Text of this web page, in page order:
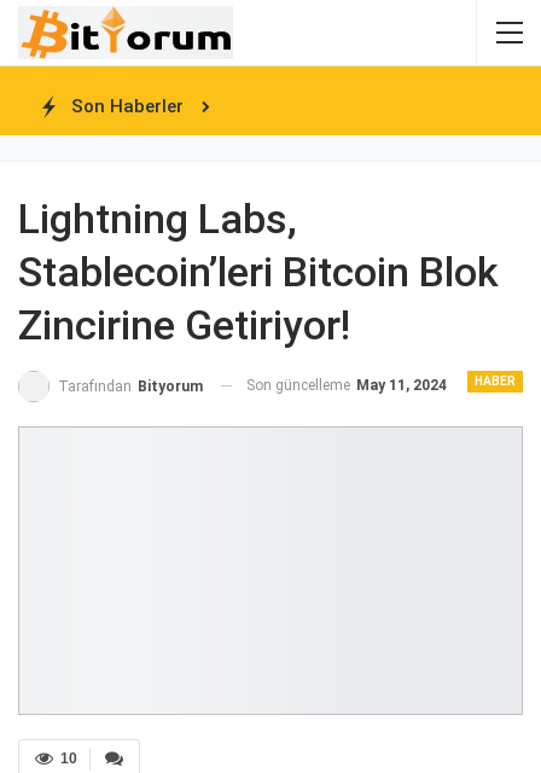
Son Haberler
Lightning Labs,
Stablecoin’leri Bitcoin Blok
Zincirine Getiriyor!
HABER
Tarafından Bityorum Son güncelleme May 11, 2024
10